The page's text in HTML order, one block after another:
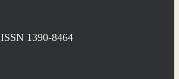
ISSN 1390-8464